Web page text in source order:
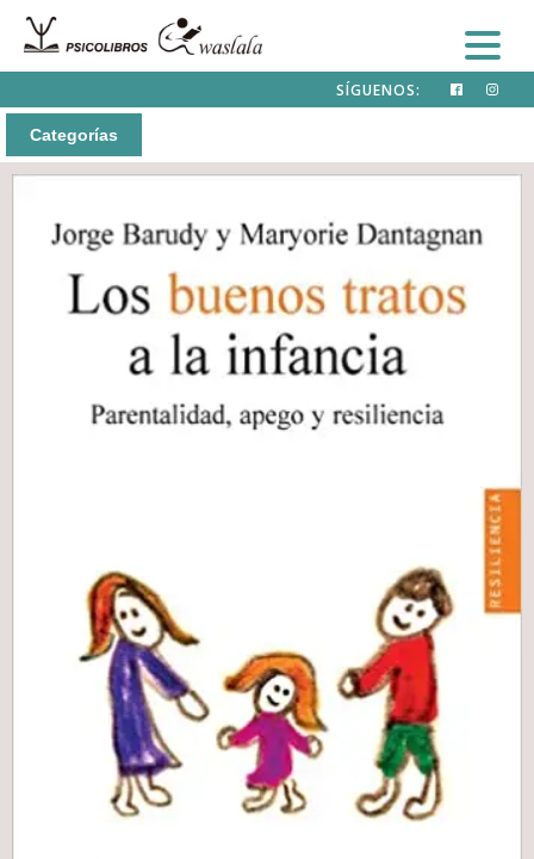
SÍGUENOS:
Categorías